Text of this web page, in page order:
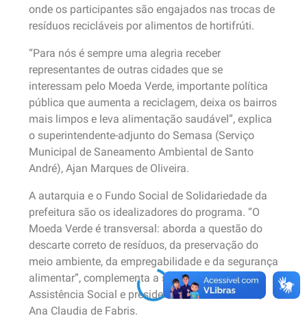
onde os participantes são engajados nas trocas de
resíduos recicláveis por alimentos de hortifrúti.
“Para nós é sempre uma alegria receber
representantes de outras cidades que se
interessam pelo Moeda Verde, importante política
pública que aumenta a reciclagem, deixa os bairros
mais limpos e leva alimentação saudável”, explica
o superintendente-adjunto do Semasa (Serviço
Municipal de Saneamento Ambiental de Santo
André), Ajan Marques de Oliveira.
A autarquia e o Fundo Social de Solidariedade da
prefeitura são os idealizadores do programa. “O
Moeda Verde é transversal: aborda a questão do
descarte correto de resíduos, da preservação do
meio ambiente, da empregabilidade e da segurança
alimentar”, complementa a secretária de
Assistência Social e presidente do Fundo Social,
Ana Claudia de Fabris.